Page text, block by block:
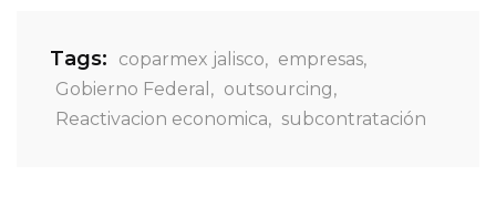
Tags: coparmex jalisco, empresas,
Gobierno Federal , outsourcing,
Reactivacion economica, subcontratación